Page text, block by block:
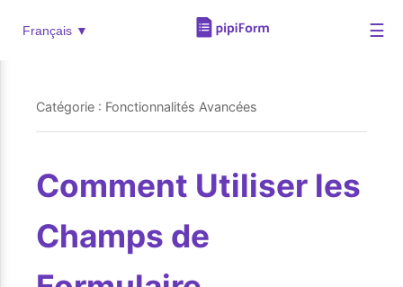
Français ▼ ☰
Catégorie : Fonctionnalités Avancées
Comment Utiliser les
Champs de